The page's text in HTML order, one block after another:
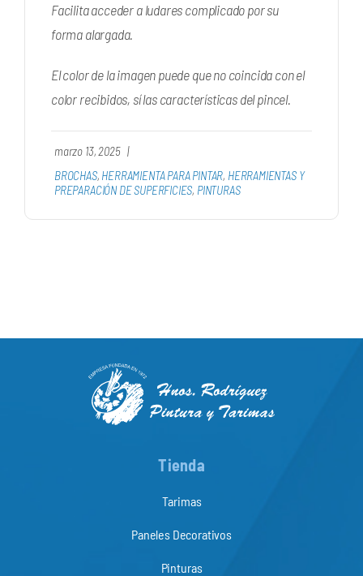
Facilita acceder a ludares complicado por su
forma alargada.
El color de la imagen puede que no coincida con el
color recibidos, sí las características del pincel.
marzo 13, 2025 |
BROCHAS, HERRAMIENTA PARA PINTAR, HERRAMIENTAS Y
PREPARACIÓN DE SUPERFICIES, PINTURAS
Tienda
Tarimas
Paneles Decorativos
Pinturas